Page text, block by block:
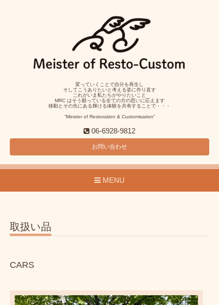
変っていくことで自分を再生し
そしてこうありたいと考える姿に作り直す
これがいま私たちがやりたいこと
MRC はそう願っている全ての方の思いに応えます
移動とその先にある輝ける体験を共有することで・・・
“Meister of Restoration & Customisation”
06-6928-9812
お問い合わせ
MENU
取扱い品
CARS